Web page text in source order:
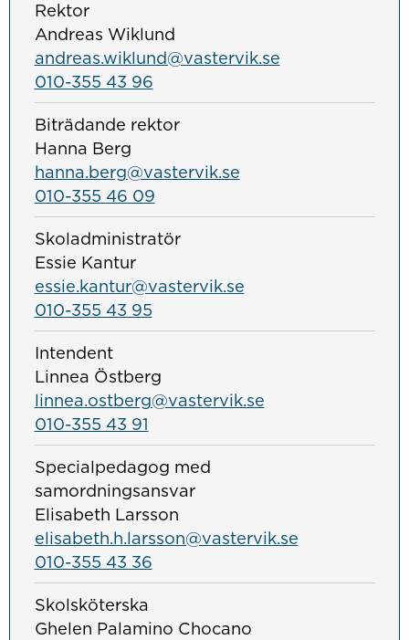
Rektor
Andreas Wiklund
andreas.wiklund@vastervik.se
010-355 43 96
Biträdande rektor
Hanna Berg
hanna.berg@vastervik.se
010-355 46 09
Skoladministratör
Essie Kantur
essie.kantur@vastervik.se
010-355 43 95
Intendent
Linnea Östberg
linnea.ostberg@vastervik.se
010-355 43 91
Specialpedagog med
samordningsansvar
Elisabeth Larsson
elisabeth.h.larsson@vastervik.se
010-355 43 36
Skolsköterska
Ghelen Palamino Chocano